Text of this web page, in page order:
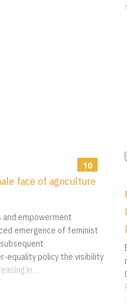
10
2023
face of agriculture
empowerment
emergence of feminist
equality policy the visibility
in...